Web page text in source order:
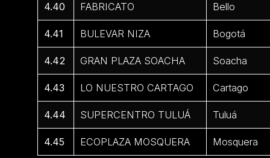
4.40 FABRICATO Bello
4.41 BULEVAR NIZA Bogotá
4.42 GRAN PLAZA SOACHA Soacha
4.43 LO NUESTRO CARTAGO Cartago
4.44 SUPERCENTRO TULUÁ Tuluá
4.45 ECOPLAZA MOSQUERA Mosquera